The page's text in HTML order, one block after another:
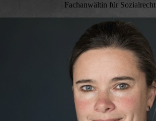
Fachanwältin für Sozialrecht